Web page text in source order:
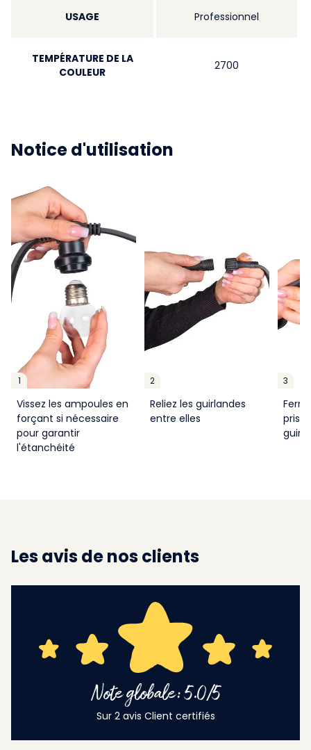
USAGE Professionnel
TEMPÉRATURE DE LA
COULEUR
2700
Notice d'utilisation
1
Vissez les ampoules en
forçant si nécessaire
pour garantir
l'étanchéité
2
Reliez les guirlandes
entre elles
3
prise
Les avis de nos clients
Note globale: 5.0/5
Sur 2 avis Client certifiés